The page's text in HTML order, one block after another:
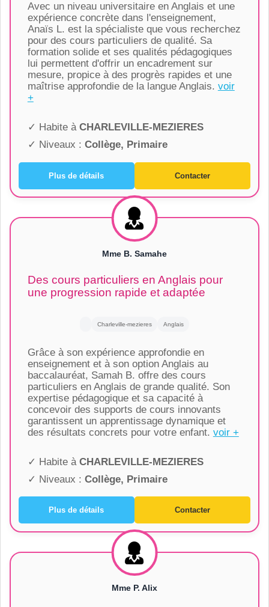
Avec un niveau universitaire en Anglais et une
expérience concrète dans l'enseignement,
Anaïs L. est la spécialiste que vous recherchez
pour des cours particuliers de qualité. Sa
formation solide et ses qualités pédagogiques
lui permettent d'offrir un encadrement sur
mesure, propice à des progrès rapides et une
maîtrise approfondie de la langue Anglais. voir
+
✓ Habite à CHARLEVILLE-MEZIERES
✓ Niveaux : Collège, Primaire
Plus de détails Contacter
Mme B. Samahe
Des cours particuliers en Anglais pour
une progression rapide et adaptée
Charleville-mezieres Anglais
Grâce à son expérience approfondie en
enseignement et à son option Anglais au
baccalauréat, Samah B. offre des cours
particuliers en Anglais de grande qualité. Son
expertise pédagogique et sa capacité à
concevoir des supports de cours innovants
garantissent un apprentissage dynamique et
des résultats concrets pour votre enfant. voir +
✓ Habite à CHARLEVILLE-MEZIERES
✓ Niveaux : Collège, Primaire
Plus de détails Contacter
Mme P. Alix